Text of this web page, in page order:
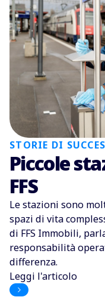
STORIE DI
Piccole
FFS
Le stazioni sono
spazi di vita
di FFS Immobili,
responsabilità
differenza.
Leggi l'articolo